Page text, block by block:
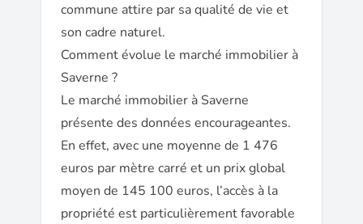
commune attire par sa qualité de vie et
son cadre naturel.
Comment évolue le marché immobilier à
Saverne ?
Le marché immobilier à Saverne
présente des données encourageantes.
En effet, avec une moyenne de 1 476
euros par mètre carré et un prix global
moyen de 145 100 euros, l’accès à la
propriété est particulièrement favorable